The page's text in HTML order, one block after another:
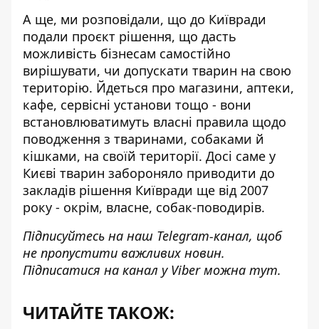
А ще, ми розповідали, що до Київради
подали проєкт рішення, що дасть
можливість бізнесам самостійно
вирішувати, чи допускати тварин на свою
територію. Йдеться про магазини, аптеки,
кафе, сервісні установи тощо - вони
встановлюватимуть власні правила щодо
поводження з тваринами, собаками й
кішками, на своїй території. Досі саме у
Києві тварин забороняло приводити до
закладів рішення Київради ще від 2007
року - окрім, власне, собак-поводирів.
Підписуйтесь на наш Telegram-канал, щоб
не пропустити важливих новин.
Підписатися на канал у Viber можна тут.
ЧИТАЙТЕ ТАКОЖ: